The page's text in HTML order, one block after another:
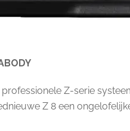
Z-serie
Z 8 een